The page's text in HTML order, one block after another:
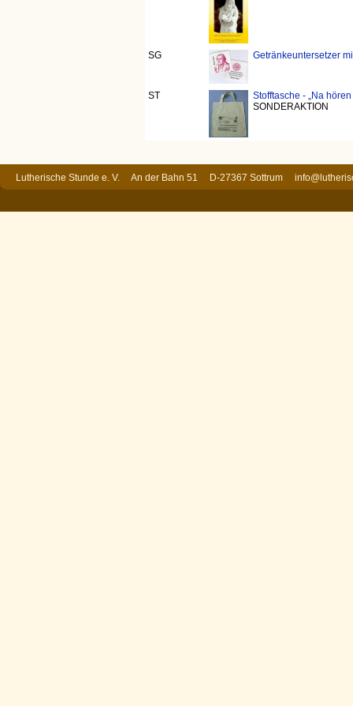
SG Getränkeuntersetzer
ST
Stofftasche - „Na
SONDERAKTION
Lutherische Stunde e. V. An der Bahn 51 D-27367 Sottrum